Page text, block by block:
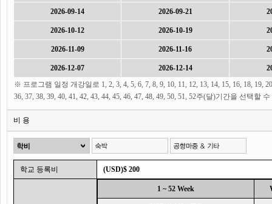
2026-09-14 2026-09-21
2026-10-12 2026-10-19
2026-11-09 2026-11-16
2026-12-07 2026-12-14
※ 프로그램 일정 개강일로 1, 2, 3, 4, 5, 6, 7, 8, 9, 10, 11, 12, 13, 14, 15, 16, 18, 19,
36, 37, 38, 39, 40, 41, 42, 43, 44, 45, 46, 47, 48, 49, 50, 51, 52주(달)기간을 선택할
비 용
학교 등록비 (USD)$ 200
1 ~ 52 Week